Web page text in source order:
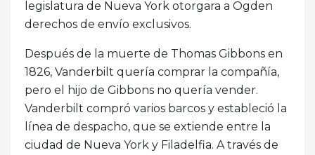
legislatura de Nueva York otorgara a Ogden
derechos de envío exclusivos.
Después de la muerte de Thomas Gibbons en
1826, Vanderbilt quería comprar la compañía,
pero el hijo de Gibbons no quería vender.
Vanderbilt compró varios barcos y estableció la
línea de despacho, que se extiende entre la
ciudad de Nueva York y Filadelfia. A través de